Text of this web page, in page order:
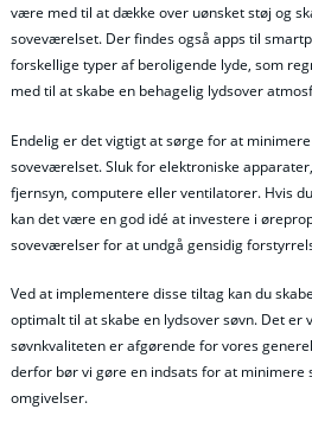
være med til at dække over uønsket støj og
soveværelset. Der findes også apps til
forskellige typer af beroligende lyde, som
med til at skabe en behagelig lydsover
Endelig er det vigtigt at sørge for at
soveværelset. Sluk for elektroniske
fjernsyn, computere eller ventilatorer. Hvis
kan det være en god idé at investere i
soveværelser for at undgå gensidig
Ved at implementere disse tiltag kan du
optimalt til at skabe en lydsover søvn. Det er
søvnkvaliteten er afgørende for vores
derfor bør vi gøre en indsats for at minimere
omgivelser.